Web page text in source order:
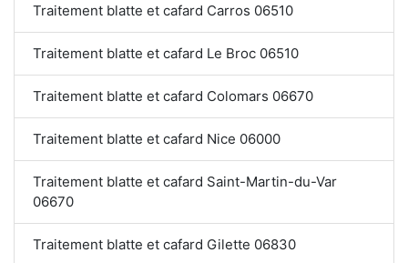
Traitement blatte et cafard Carros 06510
Traitement blatte et cafard Le Broc 06510
Traitement blatte et cafard Colomars 06670
Traitement blatte et cafard Nice 06000
Traitement blatte et cafard Saint-Martin-du-Var
06670
Traitement blatte et cafard Gilette 06830